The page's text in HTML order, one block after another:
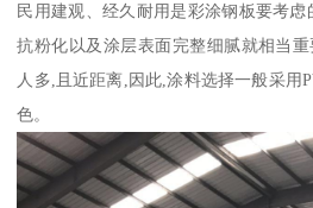
民用建观、经久耐用是彩涂钢板要考虑
抗粉化以及涂层表面完整细腻就相当
人多,且近距离,因此,涂料选择一般采用
色。